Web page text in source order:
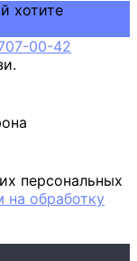
хотите
00-42
персональных
на обработку